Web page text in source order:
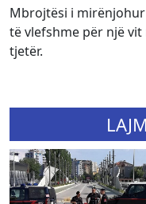
Mbrojtësi i
të vlefshme për një
tjetër.